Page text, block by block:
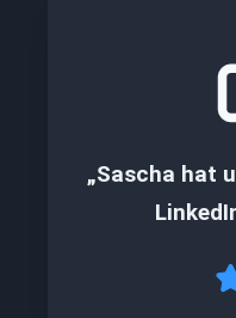
„Sascha hat